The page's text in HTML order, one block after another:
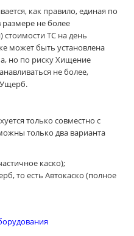
как правило, единая по
не более
ТС на день
может быть установлена
но по риску Хищение
не более,
только совместно с
только два варианта
каско);
то есть Автокаско (полное